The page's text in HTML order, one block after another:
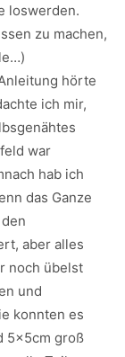
loswerden.
zu machen,
hörte
ich mir,
war
hab ich
das Ganze
aber alles
noch übelst
und
konnten es
5x5cm groß